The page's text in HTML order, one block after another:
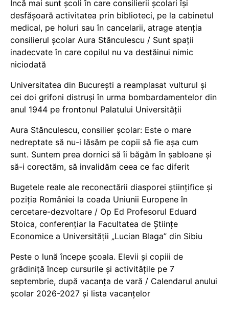
Încă mai sunt școli în care consilierii școlari își
desfășoară activitatea prin biblioteci, pe la cabinetul
medical, pe holuri sau în cancelarii, atrage atenția
consilierul școlar Aura Stănculescu / Sunt spații
inadecvate în care copilul nu va destăinui nimic
niciodată
Universitatea din București a reamplasat vulturul și
cei doi grifoni distruși în urma bombardamentelor din
anul 1944 pe frontonul Palatului Universității
Aura Stănculescu, consilier școlar: Este o mare
nedreptate să nu-i lăsăm pe copii să fie așa cum
sunt. Suntem prea dornici să îi băgăm în șabloane și
să-i corectăm, să invalidăm ceea ce fac diferit
Bugetele reale ale reconectării diasporei științifice și
poziția României la coada Uniunii Europene în
cercetare-dezvoltare / Op Ed Profesorul Eduard
Stoica, conferențiar la Facultatea de Științe
Economice a Universității „Lucian Blaga” din Sibiu
Peste o lună începe școala. Elevii și copiii de
grădiniță încep cursurile și activitățile pe 7
septembrie, după vacanța de vară / Calendarul anului
școlar 2026-2027 și lista vacanțelor